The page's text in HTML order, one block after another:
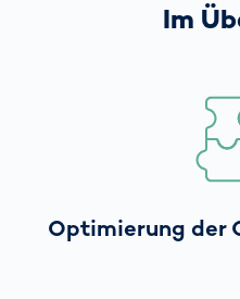
Im
Optimierung der